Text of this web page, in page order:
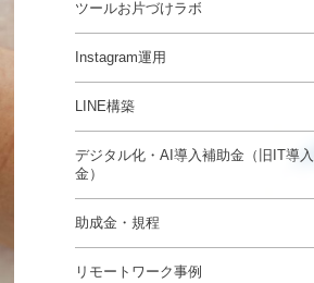
ツールお片づけラボ
Instagram運用
LINE構築
デジタル化・AI導入補助金（旧IT導
金）
助成金・規程
リモートワーク事例